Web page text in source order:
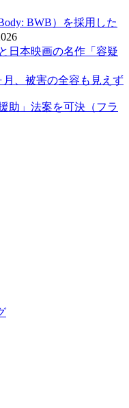
BWB）を採用した
日本映画の名作「容疑
月、被害の全容も見えず
助」法案を可決（フラ